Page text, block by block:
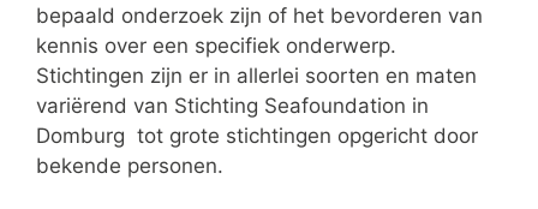
bepaald onderzoek zijn of het bevorderen van
kennis over een specifiek onderwerp.
Stichtingen zijn er in allerlei soorten en maten
variërend van Stichting Seafoundation in
Domburg tot grote stichtingen opgericht door
bekende personen.